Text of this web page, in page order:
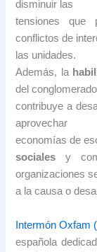
disminuir las
tensiones que
conflictos de
las unidades.
Además, la
del conglomerado
contribuye a
aprovechar
economías de
sociales y
organizaciones
a la causa o
Intermón Oxfam
española